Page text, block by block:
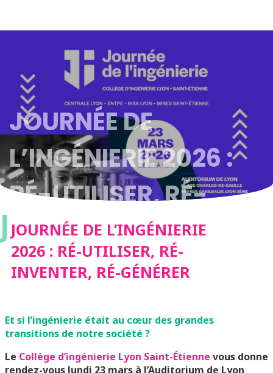
JOURNÉE DE
L’INGÉNIERIE 2026 :
RÉ-UTILISER, RÉ-
INVENTER, RÉ-
GÉNÉRER
J JOURNÉE DE L’INGÉNIERIE
2026 : RÉ-UTILISER, RÉ-
INVENTER, RÉ-GÉNÉRER
Et si l’ingénierie était au cœur des grandes
transitions de notre société ?
Le Collège d’ingénierie Lyon Saint-Étienne vous donne
rendez-vous lundi 23 mars à l’Auditorium de Lyon